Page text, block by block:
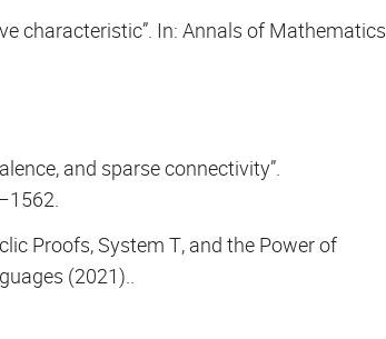
characteristic”. In: Annals of Mathematics
and sparse connectivity”.
Proofs, System T, and the Power of
(2021)..